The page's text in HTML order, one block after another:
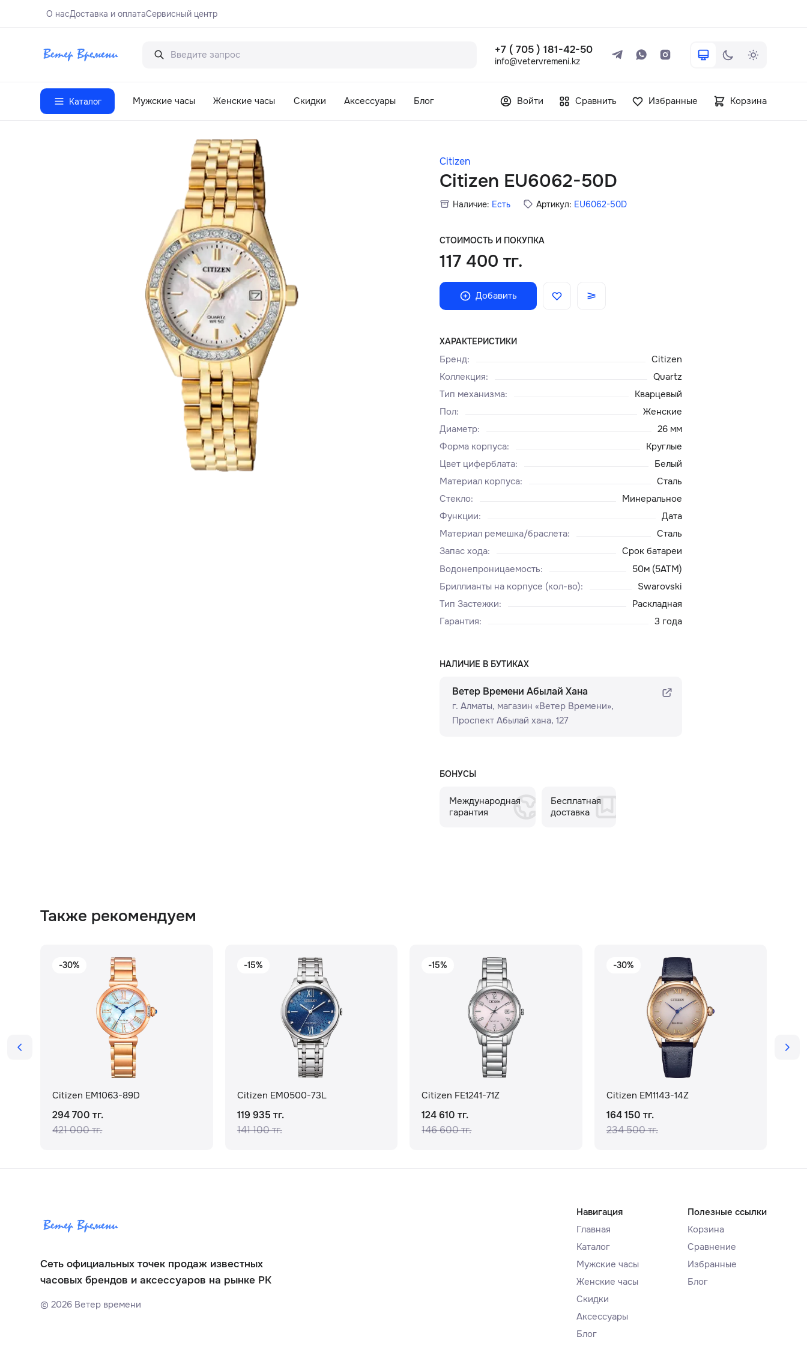
О насДоставка и оплатаСервисный центр
+7 ( 705 ) 181-42-50
info@vetervremeni.kz
Каталог Мужские часы Женские часы Скидки Аксессуары Блог Войти Сравнить Избранные Корзина
Citizen
Citizen EU6062-50D
Наличие: Есть Артикул: EU6062-50D
СТОИМОСТЬ И ПОКУПКА
117 400 тг.
Добавить
ХАРАКТЕРИСТИКИ
Бренд:
Citizen
Коллекция:
Quartz
Тип механизма:
Кварцевый
Пол:
Женские
Диаметр:
26 мм
Форма корпуса:
Круглые
Цвет циферблата:
Белый
Материал корпуса:
Сталь
Стекло:
Минеральное
Функции:
Дата
Материал ремешка/браслета:
Сталь
Запас хода:
Срок батареи
Водонепроницаемость:
50м (5ATM)
Бриллианты на корпусе (кол-во):
Swarovski
Тип Застежки:
Раскладная
Гарантия: 3 года
НАЛИЧИЕ В БУТИКАХ
Ветер Времени Абылай Хана
г. Алматы, ​магазин «Ветер Времени»​,
Проспект Абылай хана, 127
БОНУСЫ
Международная
гарантия
Бесплатная
доставка
Также рекомендуем
-30%
Citizen EM1063-89D
294 700 тг.
421 000 тг.
-15%
Citizen EM0500-73L
119 935 тг.
141 100 тг.
-15%
Citizen FE1241-71Z
124 610 тг.
146 600 тг.
-30%
Citizen EM1143-14Z
164 150 тг.
234 500 тг.
Сеть официальных точек продаж известных
часовых брендов и аксессуаров на рынке РК
©2026 Ветер времени
Навигация
Главная
Каталог
Мужские часы
Женские часы
Скидки
Аксессуары
Блог
Полезные ссылки
Корзина
Сравнение
Избранные
Блог
+7 ( 705 ) 181-42-50
Каталог
Доставка и оплата
Сервисный центр